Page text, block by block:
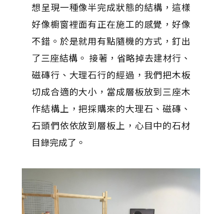
想呈現一種像半完成狀態的結構，這樣
好像櫥窗裡面有正在施工的感覺，好像
不錯。於是就用有點隨機的方式，釘出
了三座結構。 接著，省略掉去建材行、
磁磚行、大理石行的經過，我們把木板
切成合適的大小，當成層板放到三座木
作結構上，把採購來的大理石、磁磚、
石頭們依依放到層板上，心目中的石材
目錄完成了。